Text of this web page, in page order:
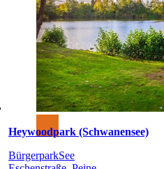
Heywoodpark (Schwanensee)
BürgerparkSee